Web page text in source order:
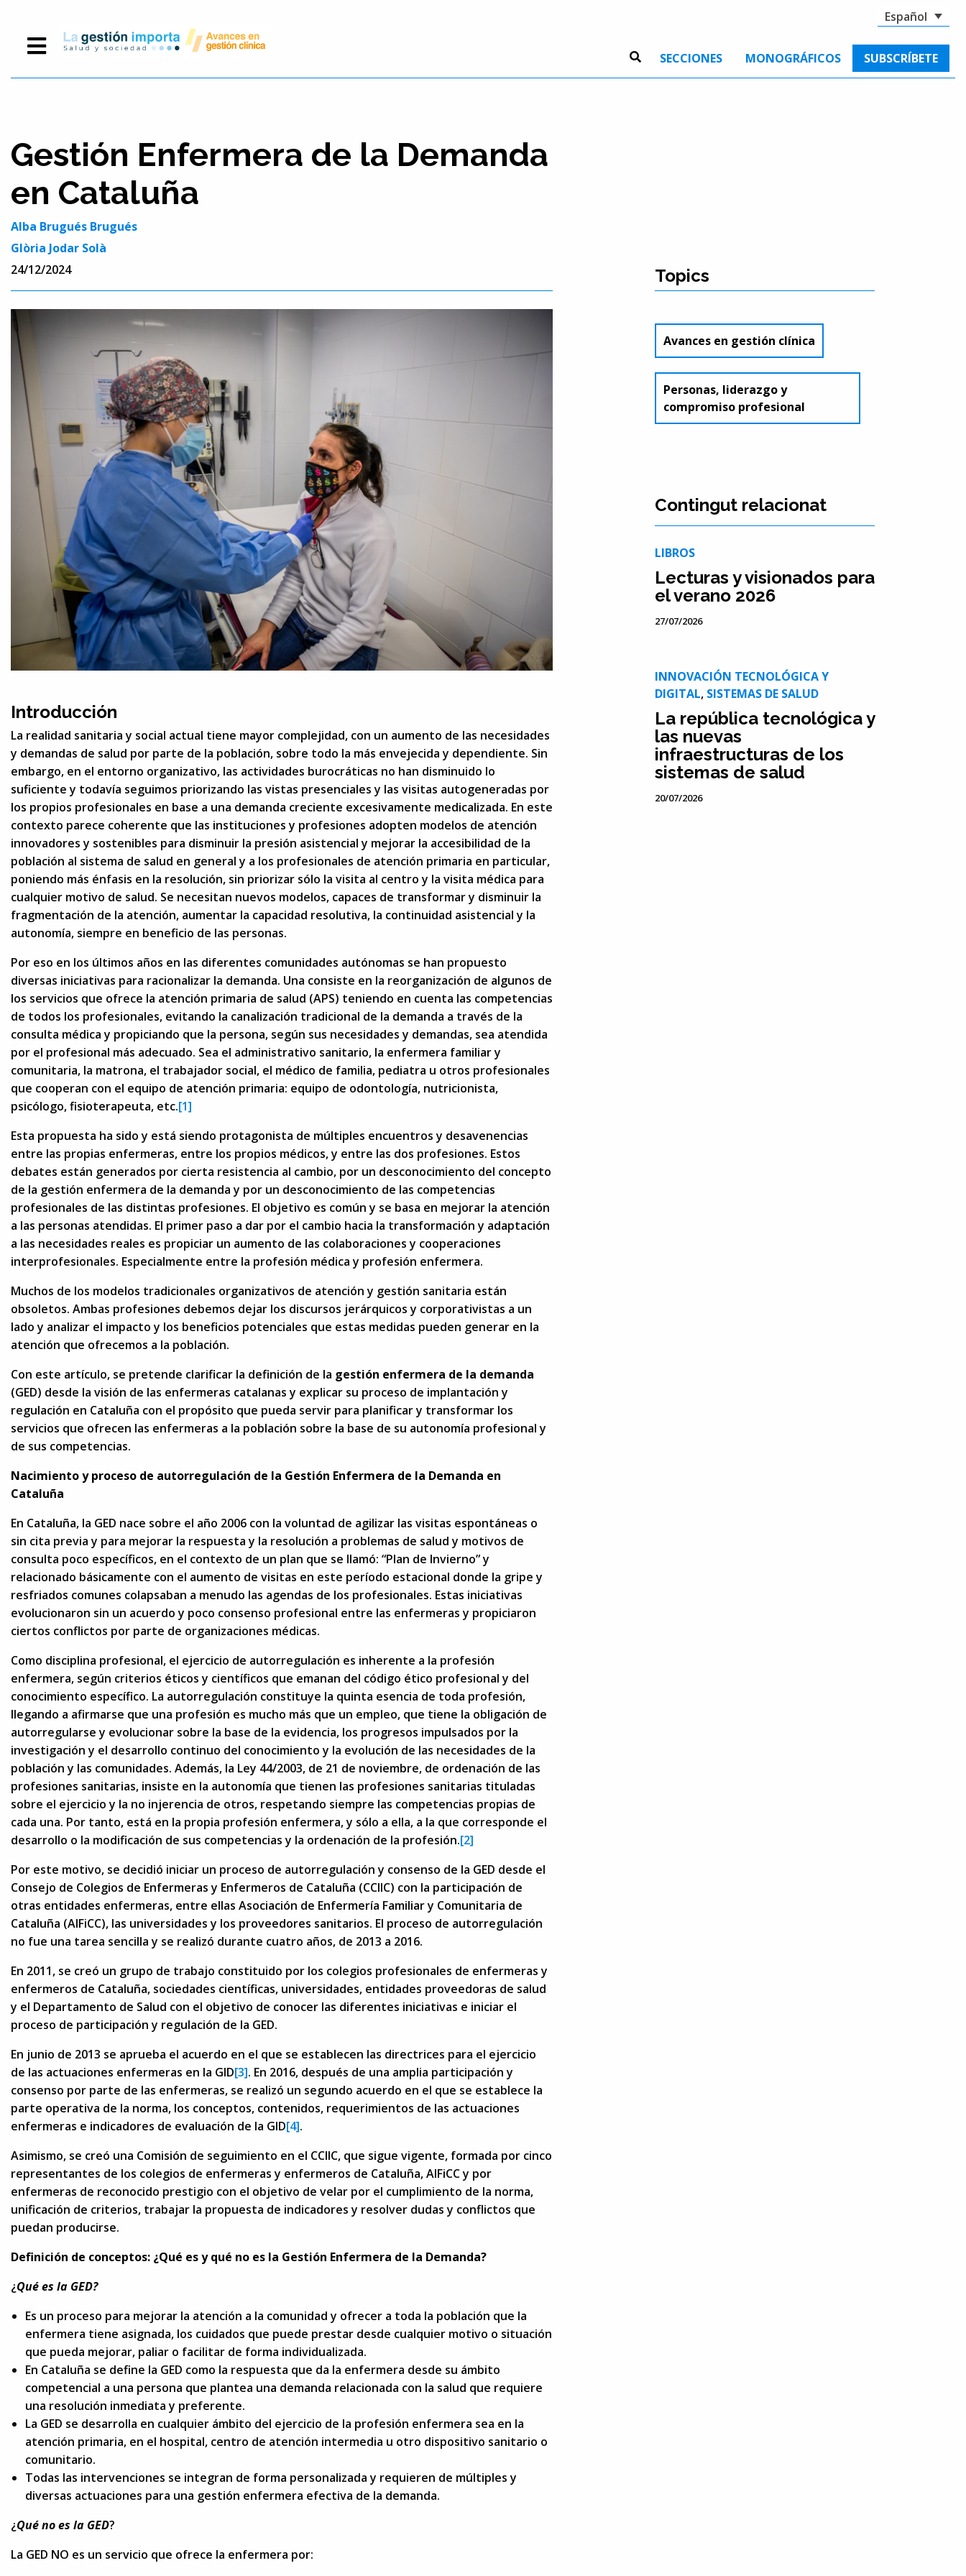
Español
SECCIONES MONOGRÁFICOS SUBSCRÍBETE
Gestión Enfermera de la Demanda
en Cataluña
Alba Brugués Brugués
Glòria Jodar Solà
24/12/2024
Introducción
La realidad sanitaria y social actual tiene mayor complejidad, con un aumento de las necesidades
y demandas de salud por parte de la población, sobre todo la más envejecida y dependiente. Sin
embargo, en el entorno organizativo, las actividades burocráticas no han disminuido lo
suficiente y todavía seguimos priorizando las vistas presenciales y las visitas autogeneradas por
los propios profesionales en base a una demanda creciente excesivamente medicalizada. En este
contexto parece coherente que las instituciones y profesiones adopten modelos de atención
innovadores y sostenibles para disminuir la presión asistencial y mejorar la accesibilidad de la
población al sistema de salud en general y a los profesionales de atención primaria en particular,
poniendo más énfasis en la resolución, sin priorizar sólo la visita al centro y la visita médica para
cualquier motivo de salud. Se necesitan nuevos modelos, capaces de transformar y disminuir la
fragmentación de la atención, aumentar la capacidad resolutiva, la continuidad asistencial y la
autonomía, siempre en beneficio de las personas.
Por eso en los últimos años en las diferentes comunidades autónomas se han propuesto
diversas iniciativas para racionalizar la demanda. Una consiste en la reorganización de algunos de
los servicios que ofrece la atención primaria de salud (APS) teniendo en cuenta las competencias
de todos los profesionales, evitando la canalización tradicional de la demanda a través de la
consulta médica y propiciando que la persona, según sus necesidades y demandas, sea atendida
por el profesional más adecuado. Sea el administrativo sanitario, la enfermera familiar y
comunitaria, la matrona, el trabajador social, el médico de familia, pediatra u otros profesionales
que cooperan con el equipo de atención primaria: equipo de odontología, nutricionista,
psicólogo, fisioterapeuta, etc.[1]
Esta propuesta ha sido y está siendo protagonista de múltiples encuentros y desavenencias
entre las propias enfermeras, entre los propios médicos, y entre las dos profesiones. Estos
debates están generados por cierta resistencia al cambio, por un desconocimiento del concepto
de la gestión enfermera de la demanda y por un desconocimiento de las competencias
profesionales de las distintas profesiones. El objetivo es común y se basa en mejorar la atención
a las personas atendidas. El primer paso a dar por el cambio hacia la transformación y adaptación
a las necesidades reales es propiciar un aumento de las colaboraciones y cooperaciones
interprofesionales. Especialmente entre la profesión médica y profesión enfermera.
Muchos de los modelos tradicionales organizativos de atención y gestión sanitaria están
obsoletos. Ambas profesiones debemos dejar los discursos jerárquicos y corporativistas a un
lado y analizar el impacto y los beneficios potenciales que estas medidas pueden generar en la
atención que ofrecemos a la población.
Con este artículo, se pretende clarificar la definición de la gestión enfermera de la demanda
(GED) desde la visión de las enfermeras catalanas y explicar su proceso de implantación y
regulación en Cataluña con el propósito que pueda servir para planificar y transformar los
servicios que ofrecen las enfermeras a la población sobre la base de su autonomía profesional y
de sus competencias.
Nacimientoy proceso de autorregulación de la Gestión Enfermera de la Demanda en
Cataluña
En Cataluña, la GED nace sobre el año 2006 con la voluntad de agilizar las visitas espontáneas o
sin cita previa y para mejorar la respuesta y la resolución a problemas de salud y motivos de
consulta poco específicos, en el contexto de un plan que se llamó: “Plan de Invierno” y
relacionado básicamente con el aumento de visitas en este período estacional donde la gripe y
resfriados comunes colapsaban a menudo las agendas de los profesionales. Estas iniciativas
evolucionaron sin un acuerdo y poco consenso profesional entre las enfermeras y propiciaron
ciertos conflictos por parte de organizaciones médicas.
Como disciplina profesional, el ejercicio de autorregulación es inherente a la profesión
enfermera, según criterios éticos y científicos que emanan del código ético profesional y del
conocimiento específico. La autorregulación constituye la quinta esencia de toda profesión,
llegando a afirmarse que una profesión es mucho más que un empleo, que tiene la obligación de
autorregularse y evolucionar sobre la base de la evidencia, los progresos impulsados ​​por la
investigación y el desarrollo continuo del conocimiento y la evolución de las necesidades de la
población y las comunidades. Además, la Ley 44/2003, de 21 de noviembre, de ordenación de las
profesiones sanitarias, insiste en la autonomía que tienen las profesiones sanitarias tituladas
sobre el ejercicio y la no injerencia de otros, respetando siempre las competencias propias de
cada una. Por tanto, está en la propia profesión enfermera, y sólo a ella, a la que corresponde el
desarrollo o la modificación de sus competencias y la ordenación de la profesión.[2]
Por este motivo, se decidió iniciar un proceso de autorregulación y consenso de la GED desde el
Consejo de Colegios de Enfermeras y Enfermeros de Cataluña (CCIIC) con la participación de
otras entidades enfermeras, entre ellas Asociación de Enfermería Familiar y Comunitaria de
Cataluña (AIFiCC), las universidades y los proveedores sanitarios. El proceso de autorregulación
no fue una tarea sencilla y se realizó durante cuatro años, de 2013 a 2016.
En 2011, se creó un grupo de trabajo constituido por los colegios profesionales de enfermeras y
enfermeros de Cataluña, sociedades científicas, universidades, entidades proveedoras de salud
y el Departamento de Salud con el objetivo de conocer las diferentes iniciativas e iniciar el
proceso de participación y regulación de la GED.
En junio de 2013 se aprueba el acuerdo en el que se establecen las directrices para el ejercicio
de las actuaciones enfermeras en la GID[3]. En 2016, después de una amplia participación y
consenso por parte de las enfermeras, se realizó un segundo acuerdo en el que se establece la
parte operativa de la norma, los conceptos, contenidos, requerimientos de las actuaciones
enfermeras e indicadores de evaluación de la GID[4].
Asimismo, se creó una Comisión de seguimiento en el CCIIC, que sigue vigente, formada por cinco
representantes de los colegios de enfermeras y enfermeros de Cataluña, AIFiCC y por
enfermeras de reconocido prestigio con el objetivo de velar por el cumplimiento de la norma,
unificación de criterios, trabajar la propuesta de indicadores y resolver dudas y conflictos que
puedan producirse.
Definición de conceptos: ¿Qué es y qué no es la Gestión Enfermera de la Demanda?
¿Qué es la GED?
Es un proceso para mejorar la atención a la comunidad y ofrecer a toda la población que la
enfermera tiene asignada, los cuidados que puede prestar desde cualquier motivo o situación
que pueda mejorar, paliar o facilitar de forma individualizada.
En Cataluña se define la GED como la respuesta que da la enfermera desde su ámbito
competencial a una persona que plantea una demanda relacionada con la salud que requiere
una resolución inmediata y preferente.
La GED se desarrolla en cualquier ámbito del ejercicio de la profesión enfermera sea en la
atención primaria, en el hospital, centro de atención intermedia u otro dispositivo sanitario o
comunitario.
Todas las intervenciones se integran de forma personalizada y requieren de múltiples y
diversas actuaciones para una gestión enfermera efectiva de la demanda.
¿Qué no es la GED?
La GED NO es un servicio que ofrece la enfermera por:
Topics
Avances en gestión clínica
Personas, liderazgo y
compromiso profesional
Contingut relacionat
LIBROS
Lecturas y visionados para
el verano 2026
27/07/2026
INNOVACIÓN TECNOLÓGICA Y
DIGITAL, SISTEMAS DE SALUD
La república tecnológica y
las nuevas
infraestructuras de los
sistemas de salud
20/07/2026